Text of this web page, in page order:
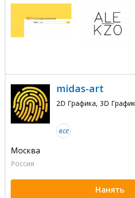
midas-art
2D Графика, 3D
все
Москва
Россия
Нанять